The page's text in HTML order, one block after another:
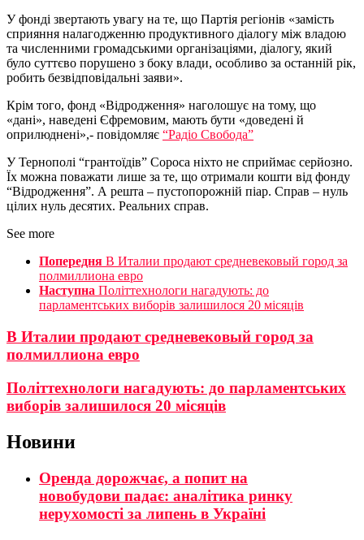
У фонді звертають увагу на те, що Партія регіонів «замість
сприяння налагодженню продуктивного діалогу між владою
та численними громадськими організаціями, діалогу, який
було суттєво порушено з боку влади, особливо за останній рік,
робить безвідповідальні заяви».
Крім того, фонд «Відродження» наголошує на тому, що
«дані», наведені Єфремовим, мають бути «доведені й
оприлюднені»,- повідомляє “Радіо Свобода”
У Тернополі “грантоїдів” Сороса ніхто не сприймає серйозно.
Їх можна поважати лише за те, що отримали кошти від фонду
“Відродження”. А решта – пустопорожній піар. Справ – нуль
цілих нуль десятих. Реальних справ.
See more
Попередня В Италии продают средневековый город за
полмиллиона евро
Наступна Політтехнологи нагадують: до
парламентських виборів залишилося 20 місяців
В Италии продают средневековый город за
полмиллиона евро
Політтехнологи нагадують: до парламентських
виборів залишилося 20 місяців
Новини
Оренда дорожчає, а попит на
новобудови падає: аналітика ринку
нерухомості за липень в Україні